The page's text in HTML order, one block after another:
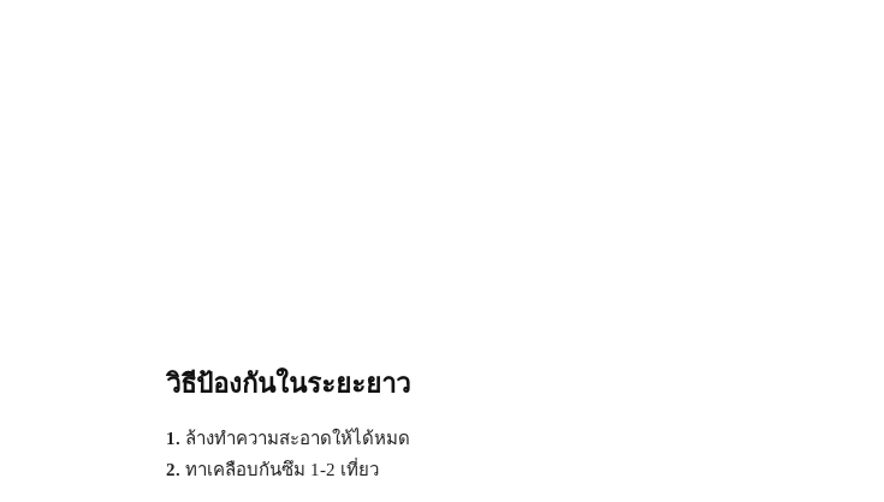
วิธีป้องกันในระยะยาว
1. ล้างทำความสะอาดให้ได้หมด
2. ทาเคลือบกันซึม 1-2 เที่ยว